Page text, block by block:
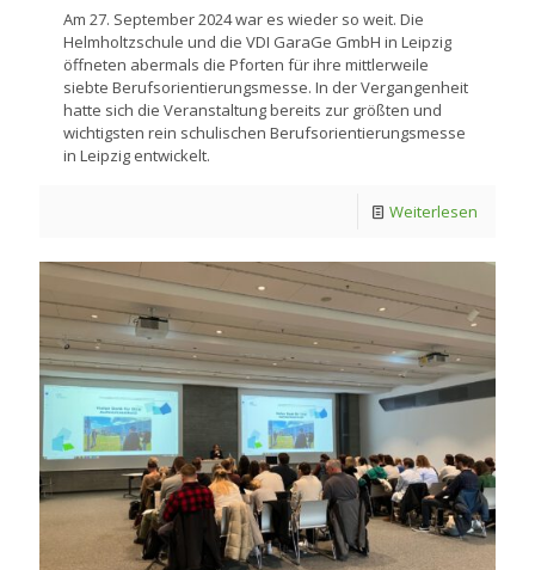
Am 27. September 2024 war es wieder so weit. Die
Helmholtzschule und die VDI GaraGe GmbH in Leipzig
öffneten abermals die Pforten für ihre mittlerweile
siebte Berufsorientierungsmesse. In der Vergangenheit
hatte sich die Veranstaltung bereits zur größten und
wichtigsten rein schulischen Berufsorientierungsmesse
in Leipzig entwickelt.
Weiterlesen